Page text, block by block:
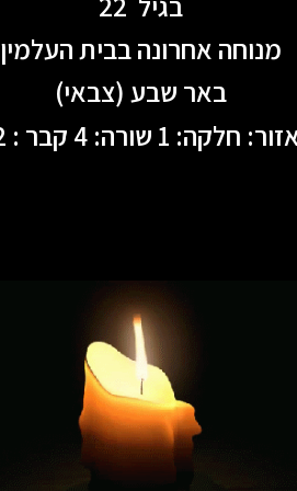
מנוחה אחרונה בבית העלמין
באר שבע (צבאי)
חלקה: 1 שורה: 4 קבר : 12